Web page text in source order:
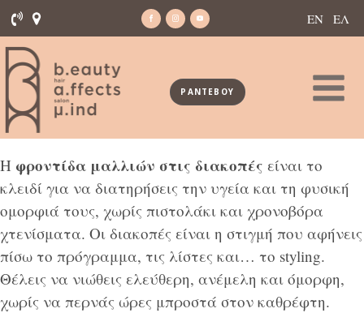
ΕΝ ΕΛ
ΡΑΝΤΕΒΟΥ
Η φροντίδα μαλλιών στις διακοπές είναι το
κλειδί για να διατηρήσεις την υγεία και τη φυσική
ομορφιά τους, χωρίς πιστολάκι και χρονοβόρα
χτενίσματα. Οι διακοπές είναι η στιγμή που αφήνεις
πίσω το πρόγραμμα, τις λίστες και… το styling.
Θέλεις να νιώθεις ελεύθερη, ανέμελη και όμορφη,
χωρίς να περνάς ώρες μπροστά στον καθρέφτη.